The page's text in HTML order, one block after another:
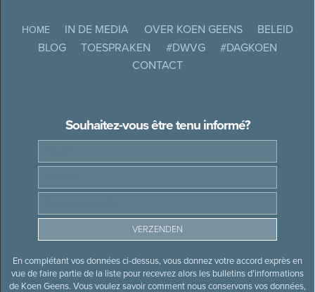
HOME IN DE MEDIA OVER KOEN GEENS
BELEID
BLOG
TOESPRAKEN #DWVG
#DAGKOEN
CONTACT
Souhaitez-vous être tenu informé?
En complétant vos données ci-dessus, vous donnez votre accord exprès en
vue de faire partie de la liste pour recevrez alors les bulletins d’informations
de Koen Geens. Vous voulez savoir comment nous conservons vos données,